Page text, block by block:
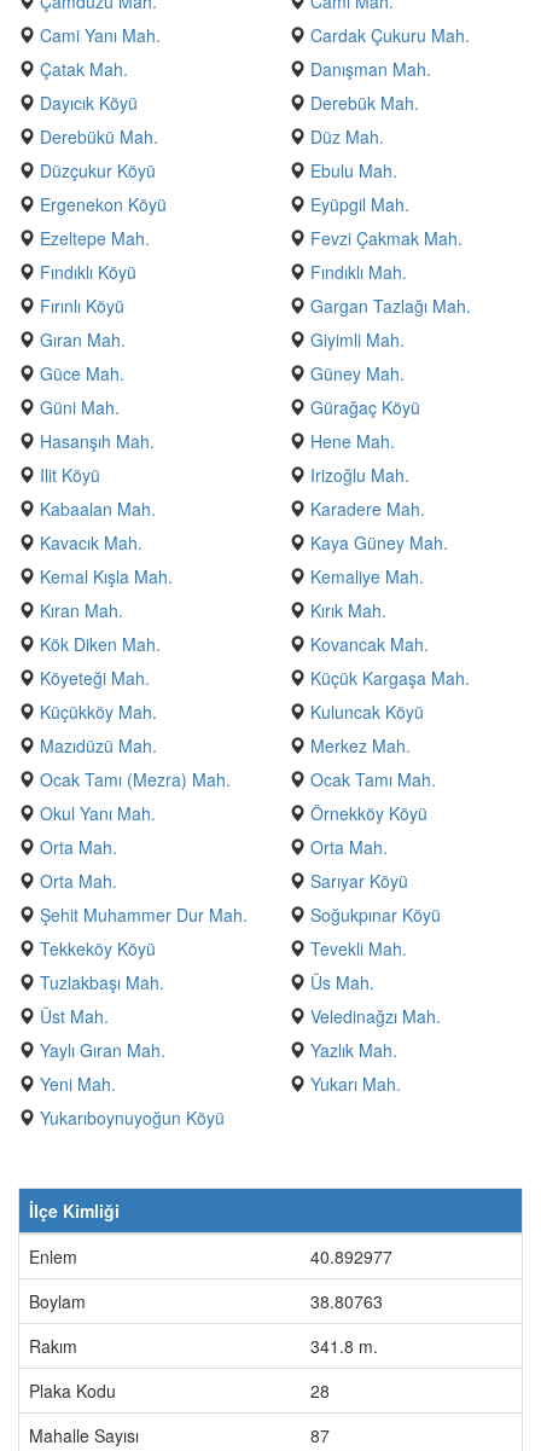
Cami Yanı Mah.
Cardak Çukuru Mah.
Çatak Mah.
Danışman Mah.
Dayıcık Köyü
Derebük Mah.
Derebükü Mah.
Düz Mah.
Düzçukur Köyü
Ebulu Mah.
Ergenekon Köyü
Eyüpgil Mah.
Ezeltepe Mah.
Fevzi Çakmak Mah.
Fındıklı Köyü
Fındıklı Mah.
Fırınlı Köyü
Gargan Tazlağı Mah.
Gıran Mah.
Giyimli Mah.
Güce Mah.
Güney Mah.
Güni Mah.
Gürağaç Köyü
Hasanşıh Mah.
Hene Mah.
Ilit Köyü
Irizoğlu Mah.
Kabaalan Mah.
Karadere Mah.
Kavacık Mah.
Kaya Güney Mah.
Kemal Kışla Mah.
Kemaliye Mah.
Kıran Mah.
Kırık Mah.
Kök Diken Mah.
Kovancak Mah.
Köyeteği Mah.
Küçük Kargaşa Mah.
Küçükköy Mah.
Kuluncak Köyü
Mazıdüzü Mah.
Merkez Mah.
Ocak Tamı (Mezra) Mah.
Ocak Tamı Mah.
Okul Yanı Mah.
Örnekköy Köyü
Orta Mah.
Orta Mah.
Orta Mah.
Sarıyar Köyü
Şehit Muhammer Dur Mah.
Soğukpınar Köyü
Tekkeköy Köyü
Tevekli Mah.
Tuzlakbaşı Mah.
Üs Mah.
Üst Mah.
Veledinağzı Mah.
Yaylı Gıran Mah.
Yazlık Mah.
Yeni Mah.
Yukarı Mah.
Yukarıboynuyoğun Köyü
İlçe Kimliği
Enlem
40.892977
Boylam
38.80763
Rakım
341.8 m.
Plaka Kodu
28
Mahalle Sayısı
87